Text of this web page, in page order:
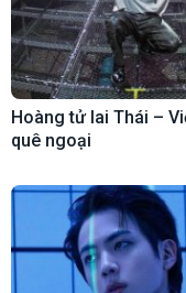
Hoàng tử lai Thái –
quê ngoại